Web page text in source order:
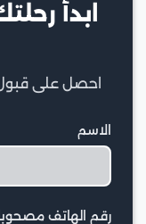
ابدأ
احصل على
الاسم
رقم الهاتف